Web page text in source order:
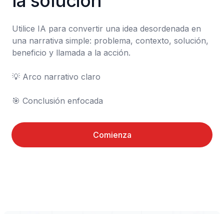
Utilice IA para convertir una idea desordenada en
una narrativa simple: problema, contexto, solución,
beneficio y llamada a la acción.
💡 Arco narrativo claro
🎯 Conclusión enfocada
Comienza